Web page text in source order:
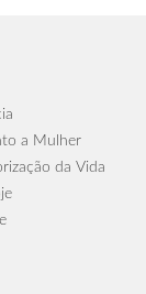
a Mulher
da Vida